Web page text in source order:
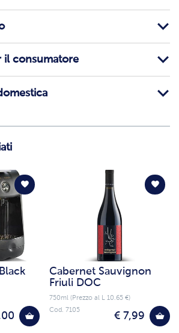
il consumatore
Cabernet Sauvignon
Friuli DOC
750ml (Prezzo al L 10.65 €)
€ 7,99
Cod. 7105